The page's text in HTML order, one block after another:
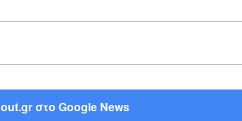
στο Google News